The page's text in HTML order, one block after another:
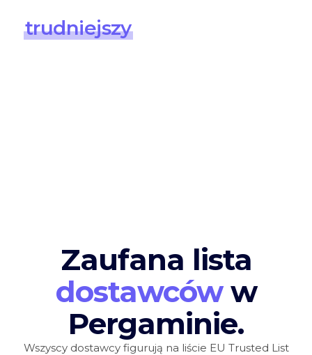
trudniejszyod kliknięcia
Zaufana lista
dostawcóww
Pergaminie.
Wszyscy dostawcy figurują na liście EU Trusted List